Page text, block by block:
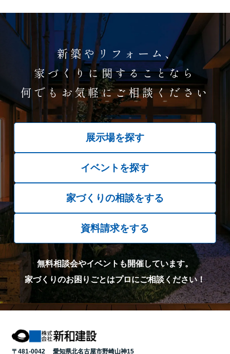
新築やリフォーム、
家づくりに関することなら
何でもお気軽にご相談ください
展示場を探す
イベントを探す
家づくりの相談をする
資料請求をする
無料相談会やイベントも開催しています。
家づくりのお困りごとはプロにご相談ください！
〒481-0042 愛知県北名古屋市野崎山神15